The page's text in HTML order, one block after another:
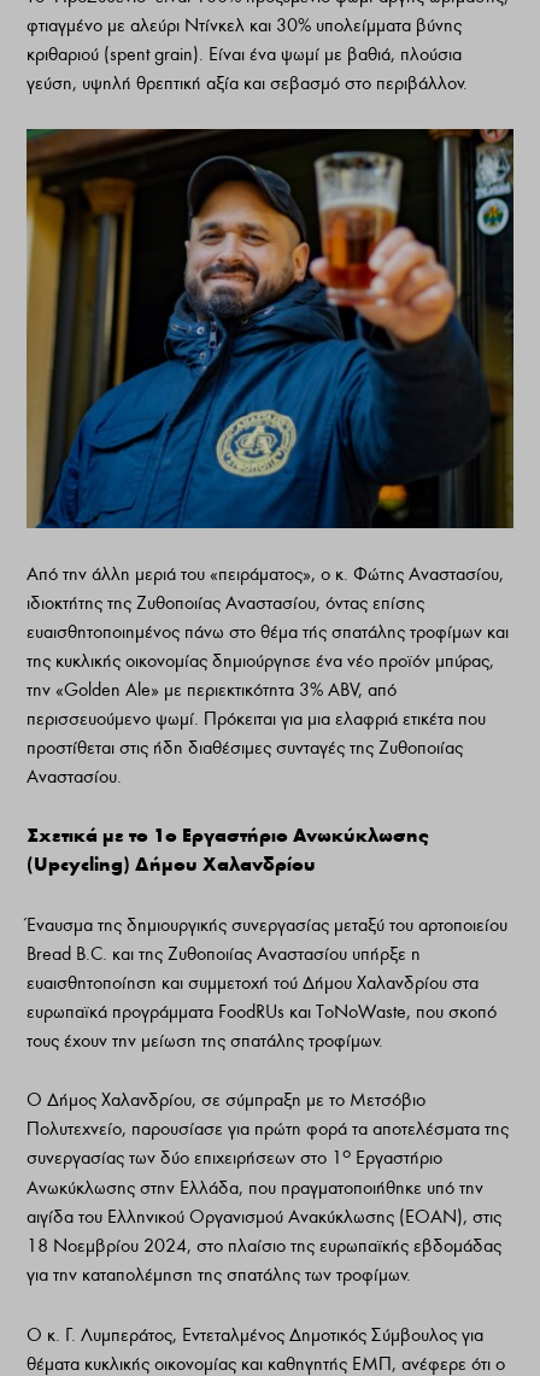
φτιαγμένο με αλεύρι Ντίνκελ και 30% υπολείμματα βύνης
κριθαριού (spent grain). Eίναι ένα ψωμί με βαθιά, πλούσια
γεύση, υψηλή θρεπτική αξία και σεβασμό στο περιβάλλον.
Από την άλλη μεριά του «πειράματος», ο κ. Φώτης Αναστασίου,
ιδιοκτήτης της Ζυθοποιίας Αναστασίου, όντας επίσης
ευαισθητοποιημένος πάνω στο θέμα τής σπατάλης τροφίμων και
της κυκλικής οικονομίας δημιούργησε ένα νέο προϊόν μπύρας,
την «Golden Ale» με περιεκτικότητα 3% ABV, από
περισσευούμενο ψωμί. Πρόκειται για μια ελαφριά ετικέτα που
προστίθεται στις ήδη διαθέσιμες συνταγές της Ζυθοποιίας
Αναστασίου.
Σχετικά με το 1ο Εργαστήριο Ανωκύκλωσης
(Upcycling) Δήμου Χαλανδρίου
Έναυσμα της δημιουργικής συνεργασίας μεταξύ του αρτοποιείου
Bread B.C. και της Ζυθοποιίας Αναστασίου υπήρξε η
ευαισθητοποίηση και συμμετοχή τού Δήμου Χαλανδρίου στα
ευρωπαϊκά προγράμματα FoodRUs και ToNoWaste, που σκοπό
τους έχουν την μείωση της σπατάλης τροφίμων.
Ο Δήμος Χαλανδρίου, σε σύμπραξη με το Μετσόβιο
Πολυτεχνείο, παρουσίασε για πρώτη φορά τα αποτελέσματα της
συνεργασίας των δύο επιχειρήσεων στο 1ο Εργαστήριο
Ανωκύκλωσης στην Ελλάδα, που πραγματοποιήθηκε υπό την
αιγίδα του Ελληνικού Οργανισμού Ανακύκλωσης (ΕΟΑΝ), στις
18 Νοεμβρίου 2024, στο πλαίσιο της ευρωπαϊκής εβδομάδας
για την καταπολέμηση της σπατάλης των τροφίμων.
Ο κ. Γ. Λυμπεράτος, Εντεταλμένος Δημοτικός Σύμβουλος για
θέματα κυκλικής οικονομίας και καθηγητής ΕΜΠ, ανέφερε ότι ο